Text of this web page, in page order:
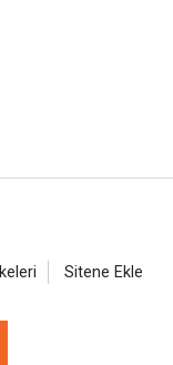
Sitene Ekle